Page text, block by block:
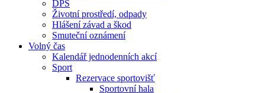
DPS
Životní prostředí, odpady
Hlášení závad a škod
Smuteční oznámení
Volný čas
Kalendář jednodenních akcí
Sport
Rezervace sportovišť
Sportovní hala